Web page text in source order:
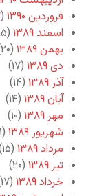
فروردین ۱۳۹۰
(۷)
اسفند ۱۳۸۹
(۱۵)
بهمن ۱۳۸۹
(۲۰)
دی ۱۳۸۹
(۱۷)
آذر ۱۳۸۹
(۱۴)
آبان ۱۳۸۹
(۱۴)
مهر ۱۳۸۹
(۱۰)
شهریور ۱۳۸۹
(۱۱)
مرداد ۱۳۸۹
(۱۵)
تیر ۱۳۸۹
(۲۰)
خرداد ۱۳۸۹
(۱۷)